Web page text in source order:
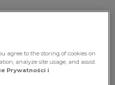
maraton. Dlatego w
dla Ciebie
i naładować
agree to the storing of cookies on
analyze site usage, and assist
Prywatności i